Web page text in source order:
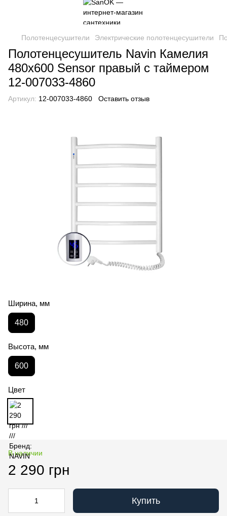
Полотенцесушители Электрические полотенцесушители
Полотенцесушитель Navin Камелия
480х600 Sensor правый с таймером
12-007033-4860
Артикул: 12-007033-4860 Оставить отзыв
Ширина, мм
480
Высота, мм
600
Цвет
В наличии
2 290 грн
Купить